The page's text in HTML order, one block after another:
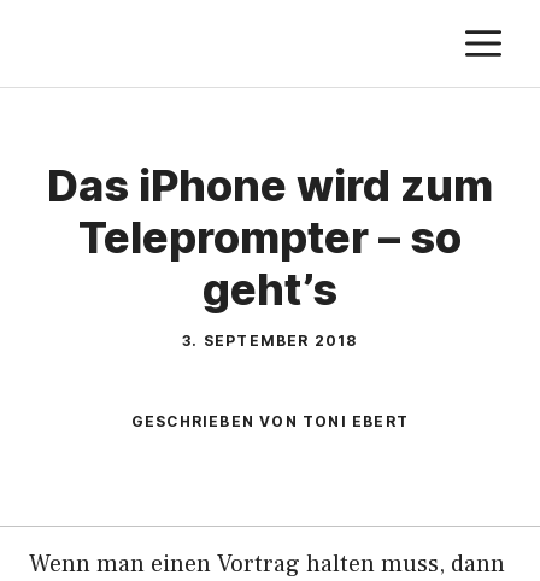
springen
Das iPhone wird zum
Teleprompter – so
geht’s
3. SEPTEMBER 2018
GESCHRIEBEN VON TONI EBERT
Wenn man einen Vortrag halten muss, dann